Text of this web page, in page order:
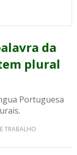
da
plural
Portuguesa
TRABALHO